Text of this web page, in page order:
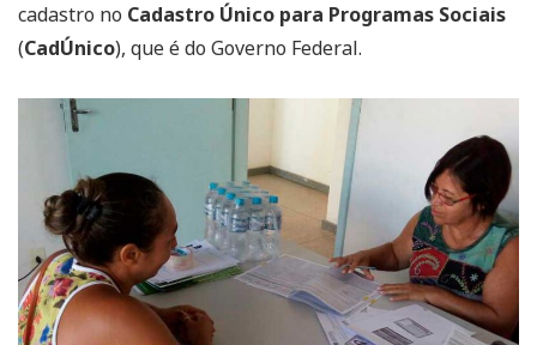
cadastro no Cadastro Único para Programas Sociais
(CadÚnico), que é do Governo Federal.